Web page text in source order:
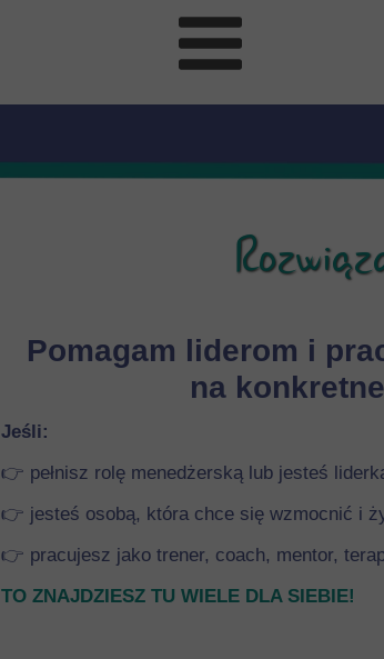
Pomagam liderom i
na
Jeśli:
👉 pełnisz rolę menedżerską lub jesteś
👉 jesteś osobą, która chce się wzmocnić i
👉 pracujesz jako trener, coach, mentor,
TO ZNAJDZIESZ TU WIELE DLA SIEBIE!